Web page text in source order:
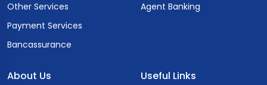
Other Services
Payment Services
Bancassurance
Agent Banking
About Us Useful Links